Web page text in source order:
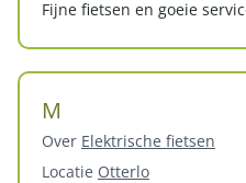
Fijne fietsen en goeie
M
Over Elektrische fietsen
Locatie Otterlo